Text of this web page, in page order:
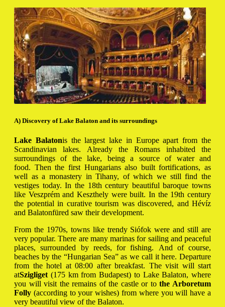
A) Discovery of Lake Balaton and its surroundings
Lake Balatonis the largest lake in Europe apart from the
Scandinavian lakes. Already the Romans inhabited the
surroundings of the lake, being a source of water and
food. Then the first Hungarians also built fortifications, as
well as a monastery in Tihany, of which we still find the
vestiges today. In the 18th century beautiful baroque towns
like Veszprém and Keszthely were built. In the 19th century
the potential in curative tourism was discovered, and Hévíz
and Balatonfüred saw their development.
From the 1970s, towns like trendy Siófok were and still are
very popular. There are many marinas for sailing and peaceful
places, surrounded by reeds, for fishing. And of course,
beaches by the “Hungarian Sea” as we call it here. Departure
from the hotel at 08:00 after breakfast. The visit will start
atSzigliget (175 km from Budapest) to Lake Balaton, where
you will visit the remains of the castle or tothe Arboretum
Folly (according to your wishes) from where you will have a
very beautiful view of the Balaton.